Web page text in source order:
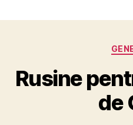
Rusine
de